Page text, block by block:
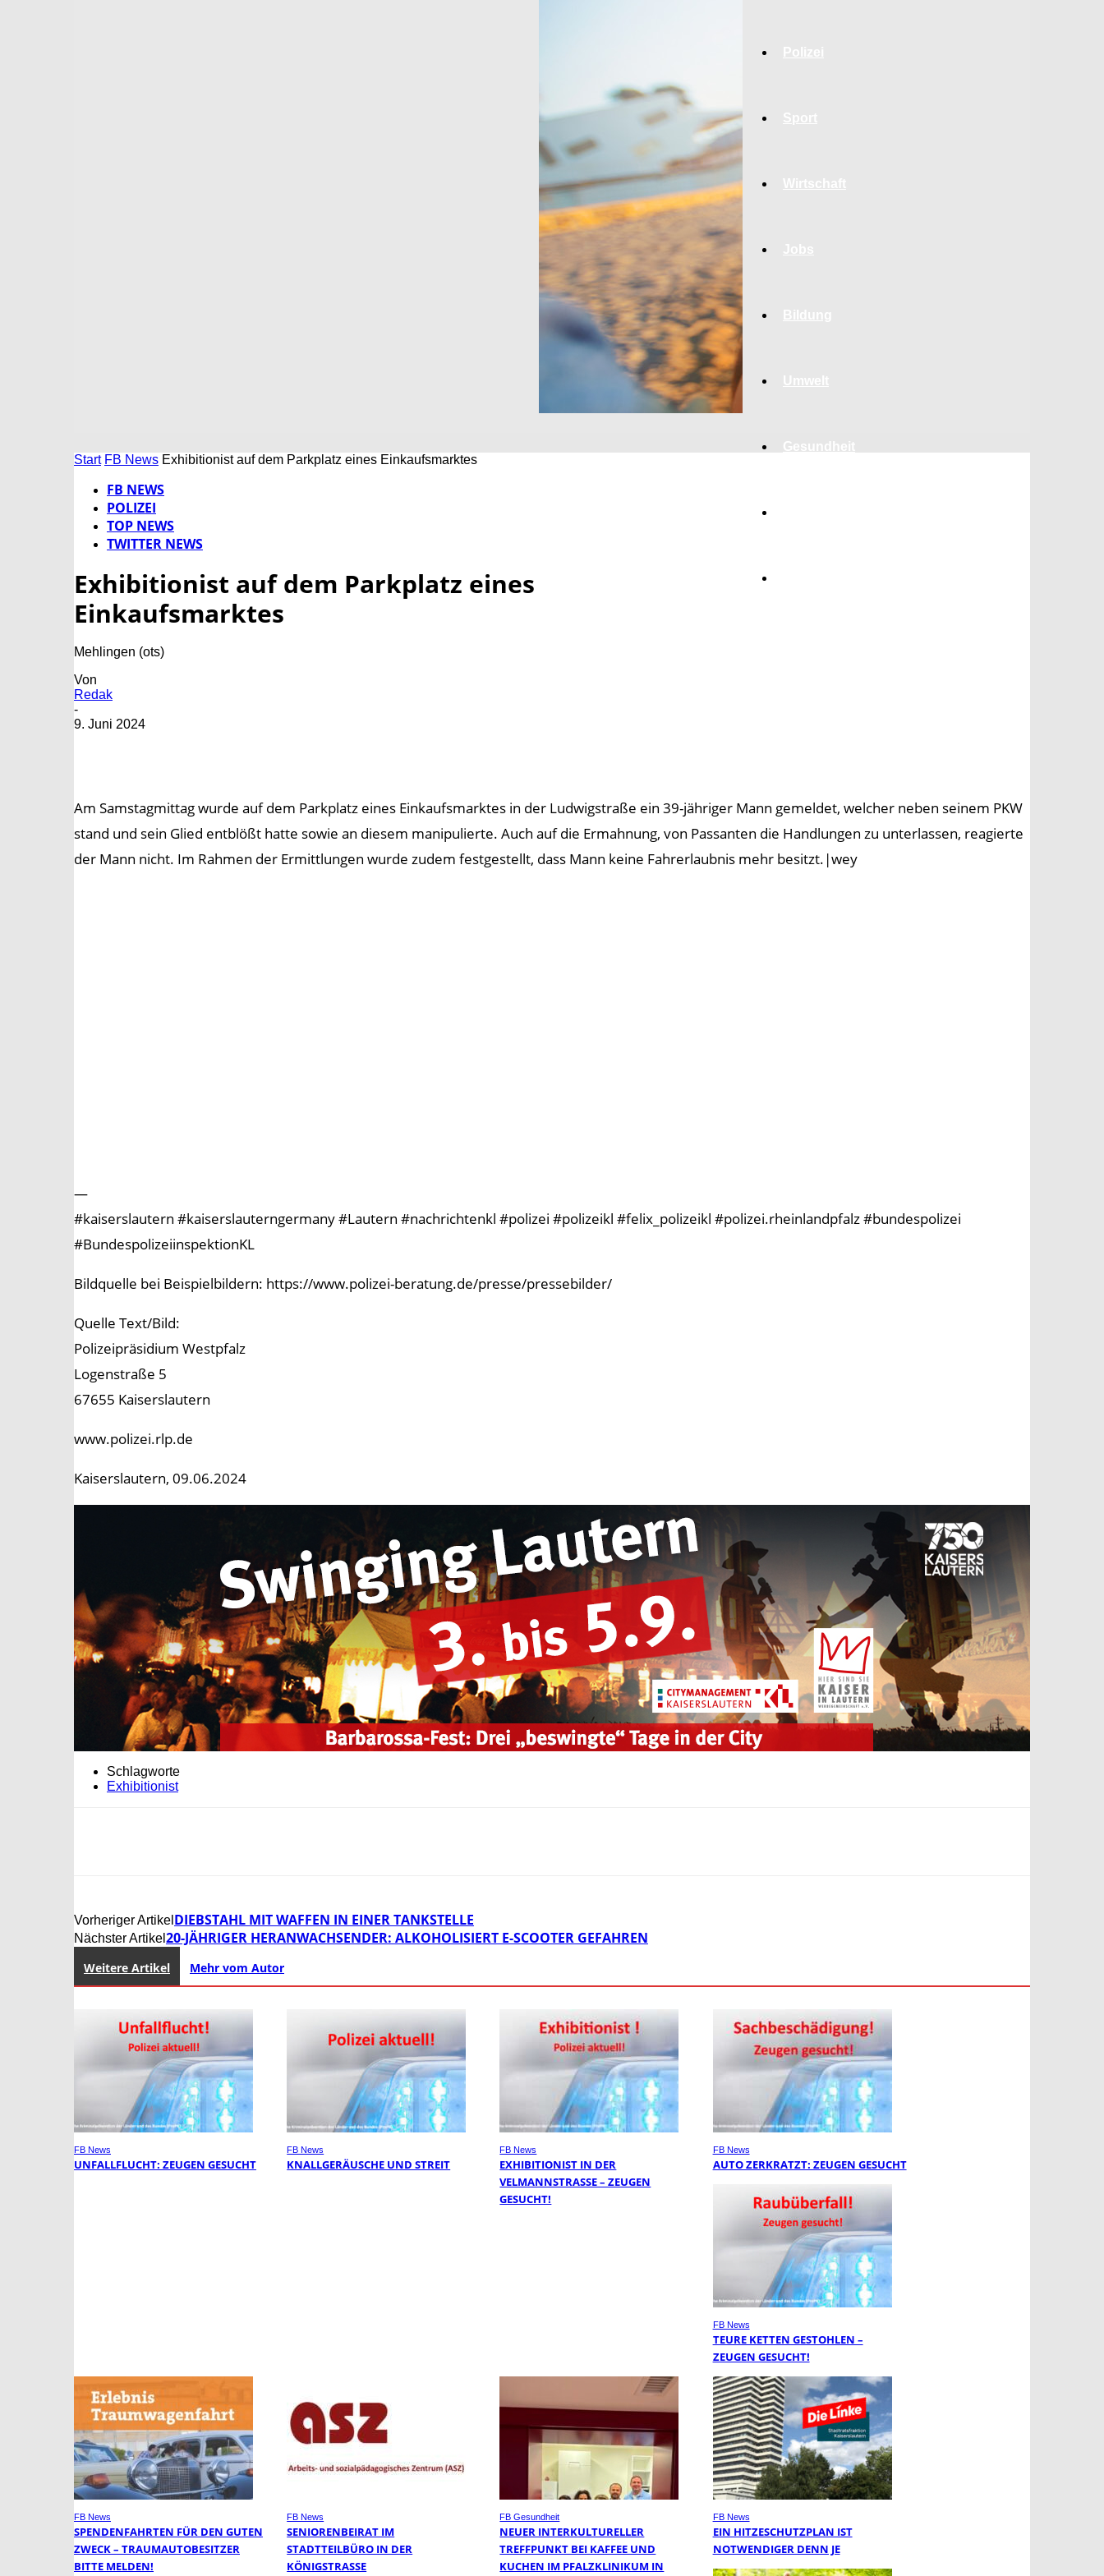
Gesundheit
Start FB News Exhibitionist auf dem Parkplatz eines Einkaufsmarktes
FB NEWS
POLIZEI
TOP NEWS
TWITTER NEWS
Exhibitionist auf dem Parkplatz eines
Einkaufsmarktes
Mehlingen (ots)
Von
Redak
-
9. Juni 2024
Am Samstagmittag wurde auf dem Parkplatz eines Einkaufsmarktes in der Ludwigstraße ein 39-jähriger Mann gemeldet, welcher neben seinem PKW
stand und sein Glied entblößt hatte sowie an diesem manipulierte. Auch auf die Ermahnung, von Passanten die Handlungen zu unterlassen, reagierte
der Mann nicht. Im Rahmen der Ermittlungen wurde zudem festgestellt, dass Mann keine Fahrerlaubnis mehr besitzt.|wey
—
#kaiserslautern #kaiserslauterngermany #Lautern #nachrichtenkl #polizei #polizeikl #felix_polizeikl #polizei.rheinlandpfalz #bundespolizei
#BundespolizeiinspektionKL
Bildquelle bei Beispielbildern: https://www.polizei-beratung.de/presse/pressebilder/
Quelle Text/Bild:
Polizeipräsidium Westpfalz
Logenstraße 5
67655 Kaiserslautern
www.polizei.rlp.de
Kaiserslautern, 09.06.2024
Schlagworte
Exhibitionist
Vorheriger Artikel DIEBSTAHL MIT WAFFEN IN EINER TANKSTELLE
Nächster Artikel 20-JÄHRIGER HERANWACHSENDER: ALKOHOLISIERT E-SCOOTER GEFAHREN
Weitere Artikel Mehr vom Autor
FB News
UNFALLFLUCHT: ZEUGEN GESUCHT
FB News
KNALLGERÄUSCHE UND STREIT
FB News
EXHIBITIONIST IN DER
VELMANNSTRASSE – ZEUGEN G
ESUCHT!
FB News
AUTO ZERKRATZT: ZEUGEN GESUCHT
FB News
TEURE KETTEN GESTOHLEN –
ZEUGEN GESUCHT!
FB News
SPENDENFAHRTEN FÜR DEN GUTEN
ZWECK – TRAUMAUTOBESITZER
BITTE MELDEN!
FB News
SENIORENBEIRAT IM
STADTTEILBÜRO IN DER
KÖNIGSTRASSE
FB Gesundheit
NEUER INTERKULTURELLER
TREFFPUNKT BEI KAFFEE UND
KUCHEN IM PFALZKLINIKUM IN
FB News
EIN HITZESCHUTZPLAN IST
NOTWENDIGER DENN JE